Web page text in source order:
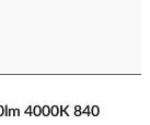
4000K 840